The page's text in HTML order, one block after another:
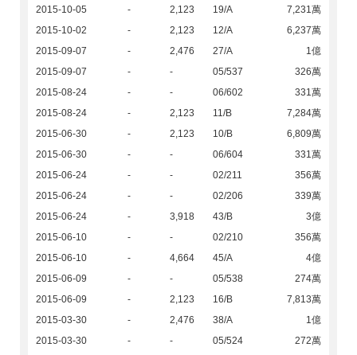
2015-10-05
- 2,123 19/A
7,231萬
2015-10-02
- 2,123 12/A
6,237萬
2015-09-07
- 2,476 27/A
1億
2015-09-07
- - 05/537
326萬
2015-08-24
- - 06/602
331萬
2015-08-24
- 2,123 11/B
7,284萬
2015-06-30
- 2,123 10/B
6,809萬
2015-06-30
- - 06/604
331萬
2015-06-24
- - 02/211
356萬
2015-06-24
- - 02/206
339萬
2015-06-24
- 3,918 43/B
3億
2015-06-10
- - 02/210
356萬
2015-06-10
- 4,664 45/A
4億
2015-06-09
- - 05/538
274萬
2015-06-09
- 2,123 16/B
7,813萬
2015-03-30
- 2,476 38/A
1億
2015-03-30
- - 05/524
272萬